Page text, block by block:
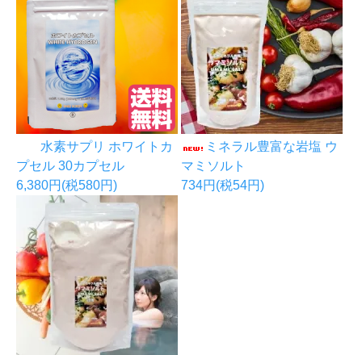
水素サプリ ホワイトカ
プセル 30カプセル
6,380円(税580円)
ミネラル豊富な岩塩 ウ
マミソルト
734円(税54円)